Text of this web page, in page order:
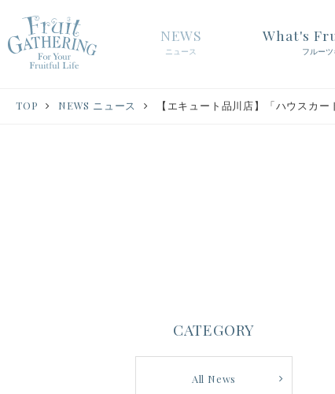
NEWS
ニュース
What's
フルー
TOP NEWS ニュース 【エキュート品川店】「ハウスカ
CATEGORY
All News